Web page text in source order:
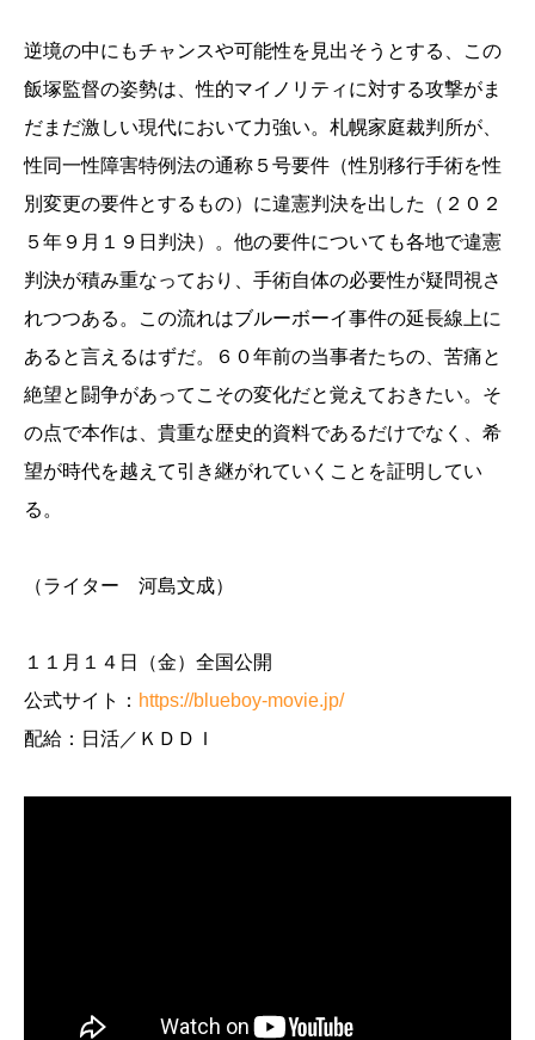
逆境の中にもチャンスや可能性を見出そうとする、この
飯塚監督の姿勢は、性的マイノリティに対する攻撃がま
だまだ激しい現代において力強い。札幌家庭裁判所が、
性同一性障害特例法の通称５号要件（性別移行手術を性
別変更の要件とするもの）に違憲判決を出した（２０２
５年９月１９日判決）。他の要件についても各地で違憲
判決が積み重なっており、手術自体の必要性が疑問視さ
れつつある。この流れはブルーボーイ事件の延長線上に
あると言えるはずだ。６０年前の当事者たちの、苦痛と
絶望と闘争があってこその変化だと覚えておきたい。そ
の点で本作は、貴重な歴史的資料であるだけでなく、希
望が時代を越えて引き継がれていくことを証明してい
る。
（ライター 河島文成）
１１月１４日（金）全国公開
公式サイト： https://blueboy-movie.jp/
配給：日活／ＫＤＤＩ